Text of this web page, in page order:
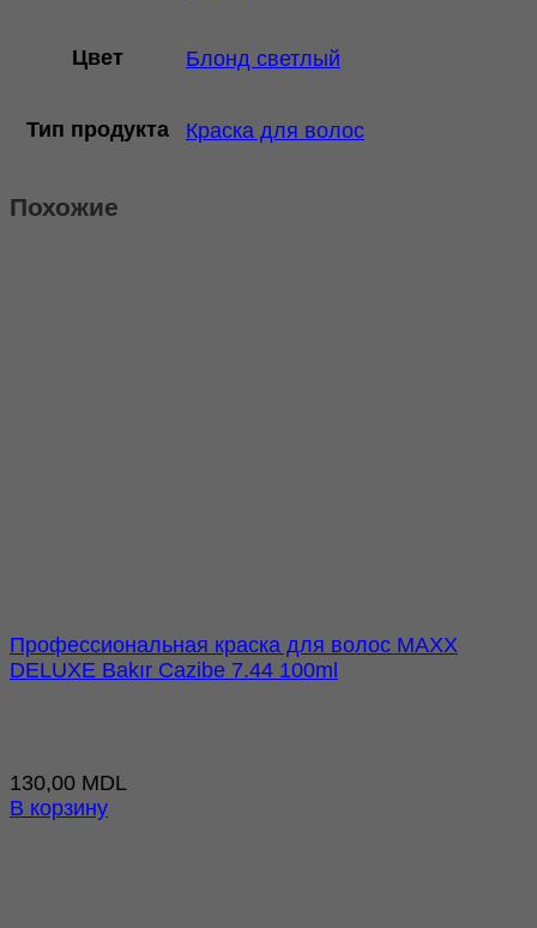
Цвет Блонд светлый
Тип продукта Краска для волос
Похожие
Профессиональная краска для волос MAXX
DELUXE Bakır Cazibe 7.44 100ml
130,00 MDL
В корзину